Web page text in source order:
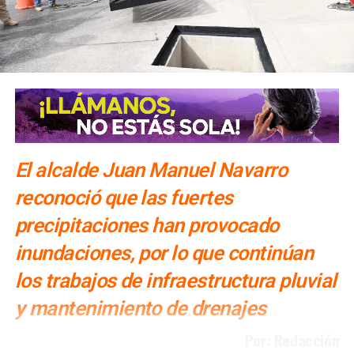
NO TE PIERDAS
Interapas repara brote de agua sobre Pedro Moreno
El alcalde Juan Manuel Navarro
reconoció que las fuertes
precipitaciones han provocado
inundaciones, por lo que continúan
los trabajos de infraestructura pluvial
y mantenimiento de drenajes